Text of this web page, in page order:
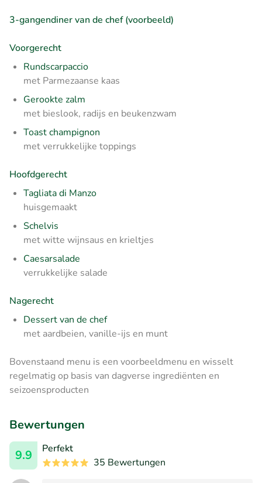
3-gangendiner van de chef (voorbeeld)
Voorgerecht
Rundscarpaccio
met Parmezaanse kaas
Gerookte zalm
met bieslook, radijs en beukenzwam
Toast champignon
met verrukkelijke toppings
Hoofdgerecht
Tagliata di Manzo
huisgemaakt
Schelvis
met witte wijnsaus en krieltjes
Caesarsalade
verrukkelijke salade
Nagerecht
Dessert van de chef
met aardbeien, vanille-ijs en munt
Bovenstaand menu is een voorbeeldmenu en wisselt
regelmatig op basis van dagverse ingrediënten en
seizoensproducten
Bewertungen
9.9
Perfekt
35 Bewertungen